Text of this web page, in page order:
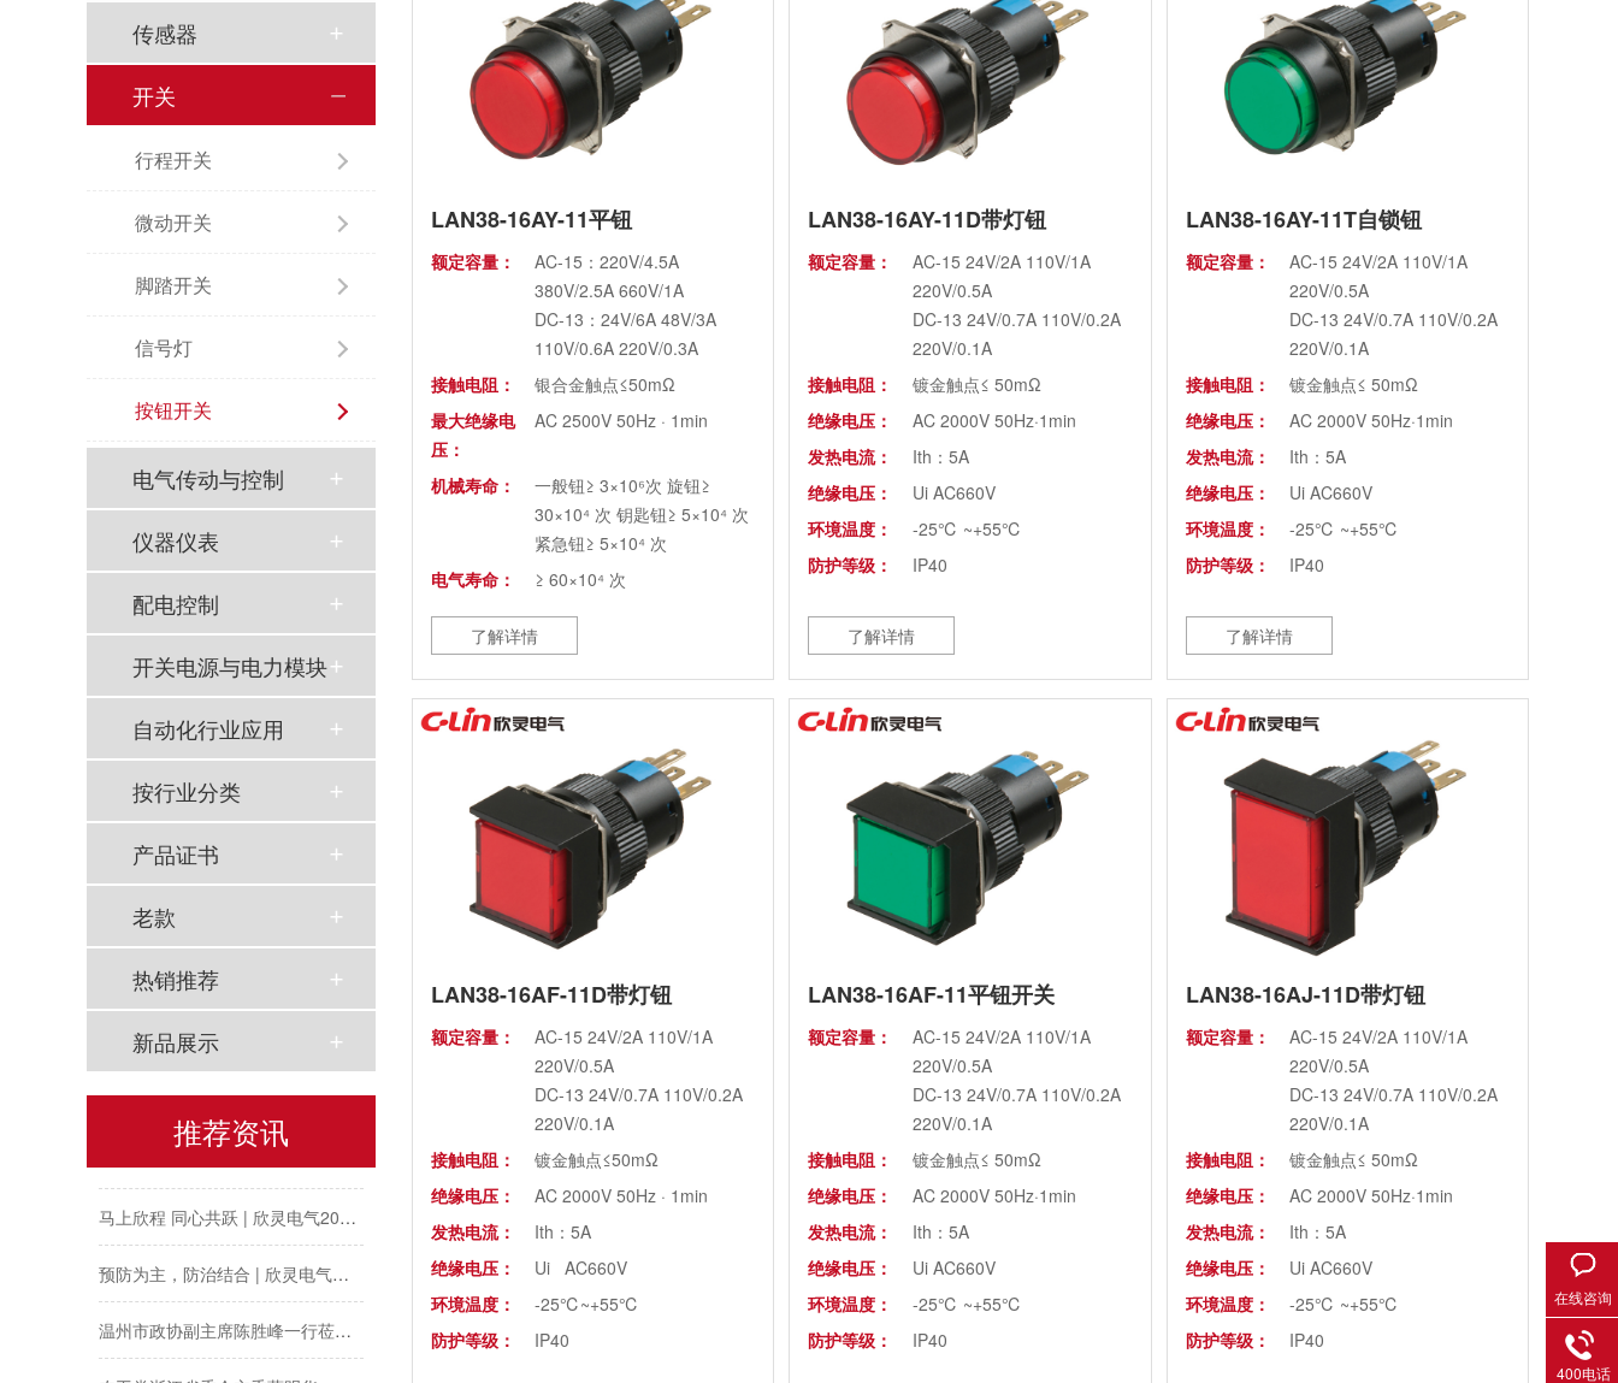
LAN38-16AY-11平钮
额定容量：
AC-15：220V/4.5A
380V/2.5A 660V/1A
DC-13：24V/6A 48V/3A
110V/0.6A 220V/0.3A
接触电阻：
银合金触点≤50mΩ
最大绝缘电
压：
AC 2500V 50Hz · 1min
机械寿命：
一般钮≥ 3×10⁶次 旋钮≥
30×10⁴ 次 钥匙钮≥ 5×10⁴ 次
紧急钮≥ 5×10⁴ 次
电气寿命：
≥ 60×10⁴ 次
约定发热电
Ith：10A
额定绝缘电
压：
Ui AC660V
前部防护等
IP65 定货时注明
了解详情
LAN38-16AY-11D带灯钮
额定容量：
AC-15 24V/2A 110V/1A
220V/0.5A
DC-13 24V/0.7A 110V/0.2A
220V/0.1A
接触电阻：
镀金触点≤ 50mΩ
绝缘电压：
AC 2000V 50Hz·1min
发热电流：
Ith：5A
绝缘电压：
Ui AC660V
环境温度：
-25℃ ~+55℃
防护等级：
IP40
了解详情
LAN38-16AY-11T自锁钮
额定容量：
AC-15 24V/2A 110V/1A
220V/0.5A
DC-13 24V/0.7A 110V/0.2A
220V/0.1A
接触电阻：
镀金触点≤ 50mΩ
绝缘电压：
AC 2000V 50Hz·1min
发热电流：
Ith：5A
绝缘电压：
Ui AC660V
环境温度：
-25℃ ~+55℃
防护等级：
IP40
了解详情
LAN38-16AF-11D带灯钮
额定容量：
AC-15 24V/2A 110V/1A
220V/0.5A
DC-13 24V/0.7A 110V/0.2A
220V/0.1A
接触电阻：
镀金触点≤50mΩ
绝缘电压：
AC 2000V 50Hz · 1min
发热电流：
Ith：5A
绝缘电压：
Ui AC660V
环境温度：
-25℃~+55℃
防护等级：
IP40
LAN38-16AF-11平钮开关
额定容量：
AC-15 24V/2A 110V/1A
220V/0.5A
DC-13 24V/0.7A 110V/0.2A
220V/0.1A
接触电阻：
镀金触点≤ 50mΩ
绝缘电压：
AC 2000V 50Hz·1min
发热电流：
Ith：5A
绝缘电压：
Ui AC660V
环境温度：
-25℃ ~+55℃
防护等级：
IP40
LAN38-16AJ-11D带灯钮
额定容量：
AC-15 24V/2A 110V/1A
220V/0.5A
DC-13 24V/0.7A 110V/0.2A
220V/0.1A
接触电阻：
镀金触点≤ 50mΩ
绝缘电压：
AC 2000V 50Hz·1min
发热电流：
Ith：5A
绝缘电压：
Ui AC660V
环境温度：
-25℃ ~+55℃
防护等级：
IP40
传感器
开关
行程开关
微动开关
脚踏开关
信号灯
按钮开关
电气传动与控制
仪器仪表
配电控制
开关电源与电力模块
自动化行业应用
按行业分类
产品证书
老款
热销推荐
新品展示
推荐资讯
在线咨询
400电话